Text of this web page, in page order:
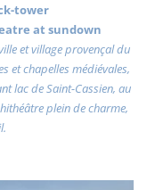
tower
at sundown
et village provençal du
et chapelles médiévales,
lac de Saint-Cassien, au
plein de charme,